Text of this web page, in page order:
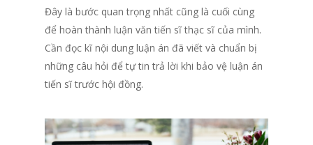
Đây là bước quan trọng nhất cũng là cuối cùng
để hoàn thành luận văn tiến sĩ thạc sĩ của mình.
Cần đọc kĩ nội dung luận án đã viết và chuẩn bị
những câu hỏi để tự tin trả lời khi bảo vệ luận án
tiến sĩ trước hội đồng.